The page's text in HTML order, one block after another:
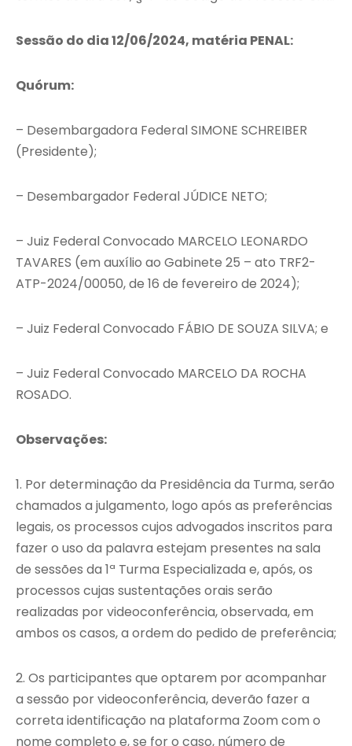
Sessão do dia 12/06/2024, matéria PENAL:
Quórum:
– Desembargadora Federal SIMONE SCHREIBER
(Presidente);
– Desembargador Federal JÚDICE NETO;
– Juiz Federal Convocado MARCELO LEONARDO
TAVARES (em auxílio ao Gabinete 25 – ato TRF2-
ATP-2024/00050, de 16 de fevereiro de 2024);
– Juiz Federal Convocado FÁBIO DE SOUZA SILVA; e
– Juiz Federal Convocado MARCELO DA ROCHA
ROSADO.
Observações:
1. Por determinação da Presidência da Turma, serão
chamados a julgamento, logo após as preferências
legais, os processos cujos advogados inscritos para
fazer o uso da palavra estejam presentes na sala
de sessões da 1ª Turma Especializada e, após, os
processos cujas sustentações orais serão
realizadas por videoconferência, observada, em
ambos os casos, a ordem do pedido de preferência;
2. Os participantes que optarem por acompanhar
a sessão por videoconferência, deverão fazer a
correta identificação na plataforma Zoom com o
nome completo e, se for o caso, número de